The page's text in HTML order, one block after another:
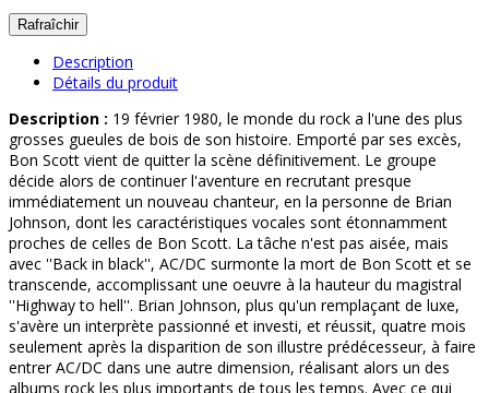
Description
Détails du produit
Description : 19 février 1980, le monde du rock a l'une des plus
grosses gueules de bois de son histoire. Emporté par ses excès,
Bon Scott vient de quitter la scène définitivement. Le groupe
décide alors de continuer l'aventure en recrutant presque
immédiatement un nouveau chanteur, en la personne de Brian
Johnson, dont les caractéristiques vocales sont étonnamment
proches de celles de Bon Scott. La tâche n'est pas aisée, mais
avec ''Back in black'', AC/DC surmonte la mort de Bon Scott et se
transcende, accomplissant une oeuvre à la hauteur du magistral
''Highway to hell''. Brian Johnson, plus qu'un remplaçant de luxe,
s'avère un interprète passionné et investi, et réussit, quatre mois
seulement après la disparition de son illustre prédécesseur, à faire
entrer AC/DC dans une autre dimension, réalisant alors un des
albums rock les plus importants de tous les temps. Avec ce qui